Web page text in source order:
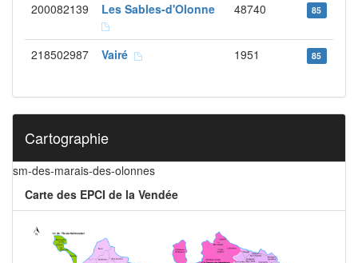
200082139 Les Sables-d'Olonne 48740 85
218502987 Vairé 1951 85
Cartographie
sm-des-marais-des-olonnes
Carte des EPCI de la Vendée